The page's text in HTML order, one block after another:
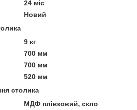
24 міс
Новий
9 кг
700 мм
700 мм
520 мм
столика
МДФ плівковий, скло